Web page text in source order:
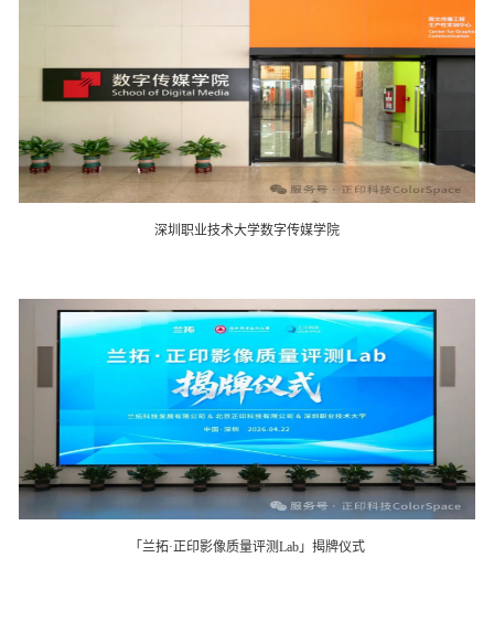
深圳职业技术大学数字传媒学院
「兰拓·正印影像质量评测Lab」揭牌仪式